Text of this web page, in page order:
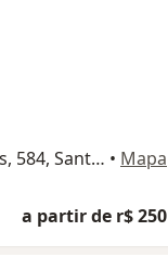
Rua José Alexandre de Barros, 584, Santa Bárbara D'Oeste • Mapa
a partir de r$ 250